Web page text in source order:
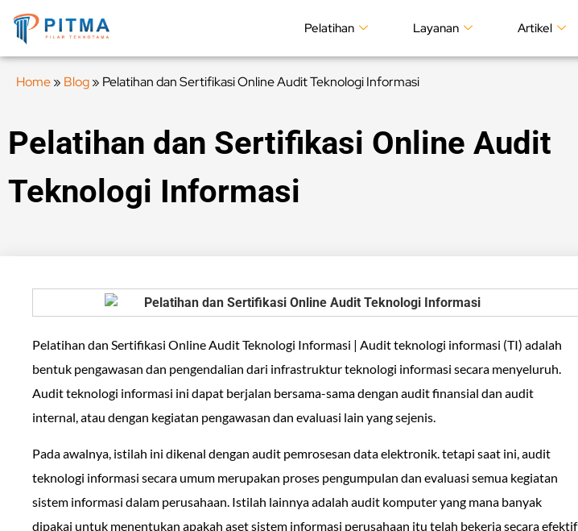
Pelatihan Layanan Artikel
Home» Blog» Pelatihan dan Sertifikasi Online Audit Teknologi Informasi
Pelatihan dan Sertifikasi Online Audit
Teknologi Informasi
Pelatihan dan Sertifikasi Online Audit Teknologi Informasi | Audit teknologi informasi (TI) adalah
bentuk pengawasan dan pengendalian dari infrastruktur teknologi informasi secara menyeluruh.
Audit teknologi informasi ini dapat berjalan bersama-sama dengan audit finansial dan audit
internal, atau dengan kegiatan pengawasan dan evaluasi lain yang sejenis.
Pada awalnya, istilah ini dikenal dengan audit pemrosesan data elektronik. tetapi saat ini, audit
teknologi informasi secara umum merupakan proses pengumpulan dan evaluasi semua kegiatan
sistem informasi dalam perusahaan. Istilah lainnya adalah audit komputer yang mana banyak
dipakai untuk menentukan apakah aset sistem informasi perusahaan itu telah bekerja secara efektif